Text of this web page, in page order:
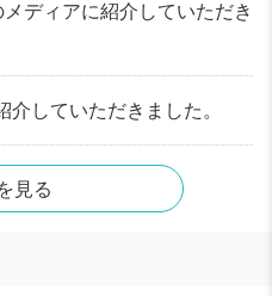
ディアに紹介していただき
していただきました。
見る